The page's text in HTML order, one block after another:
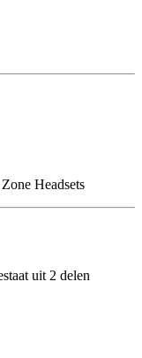
Headsets
uit 2 delen